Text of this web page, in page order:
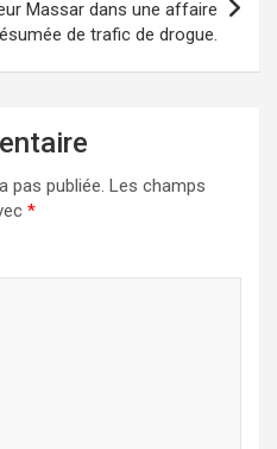
Massar dans une affaire
de trafic de drogue.
pas publiée. Les champs
*